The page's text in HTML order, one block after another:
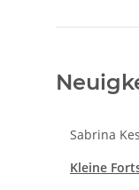
Sabrina
Kleine